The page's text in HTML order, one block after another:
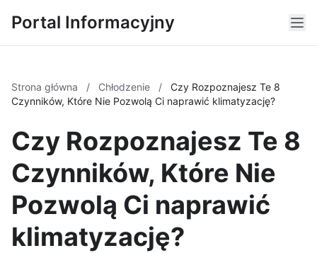
Portal Informacyjny
Strona główna / Chłodzenie /
Czy Rozpoznajesz Te 8
Czynników, Które Nie Pozwolą Ci naprawić klimatyzację?
Czy Rozpoznajesz Te 8
Czynników, Które Nie
Pozwolą Ci naprawić
klimatyzację?